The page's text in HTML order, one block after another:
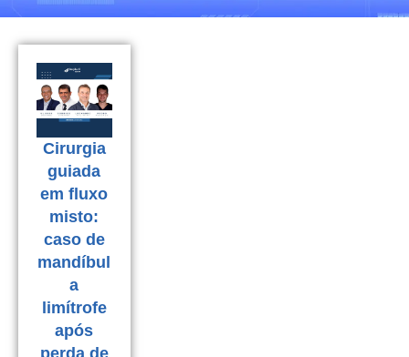
Cirurgia
guiada
em fluxo
misto:
caso de
mandíbul
a
limítrofe
após